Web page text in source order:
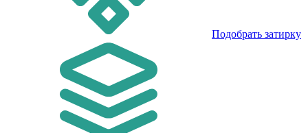
Подобрать затирку